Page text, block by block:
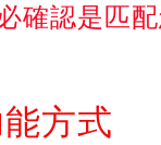
確認是匹
方式